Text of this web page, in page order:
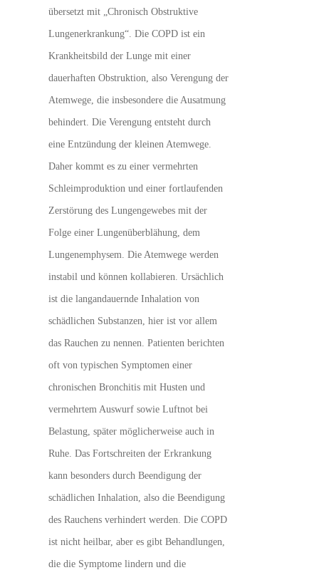
übersetzt mit „Chronisch Obstruktive
Lungenerkrankung“. Die COPD ist ein
Krankheitsbild der Lunge mit einer
dauerhaften Obstruktion, also Verengung der
Atemwege, die insbesondere die Ausatmung
behindert. Die Verengung entsteht durch
eine Entzündung der kleinen Atemwege.
Daher kommt es zu einer vermehrten
Schleimproduktion und einer fortlaufenden
Zerstörung des Lungengewebes mit der
Folge einer Lungenüberblähung, dem
Lungenemphysem. Die Atemwege werden
instabil und können kollabieren. Ursächlich
ist die langandauernde Inhalation von
schädlichen Substanzen, hier ist vor allem
das Rauchen zu nennen. Patienten berichten
oft von typischen Symptomen einer
chronischen Bronchitis mit Husten und
vermehrtem Auswurf sowie Luftnot bei
Belastung, später möglicherweise auch in
Ruhe. Das Fortschreiten der Erkrankung
kann besonders durch Beendigung der
schädlichen Inhalation, also die Beendigung
des Rauchens verhindert werden. Die COPD
ist nicht heilbar, aber es gibt Behandlungen,
die die Symptome lindern und die